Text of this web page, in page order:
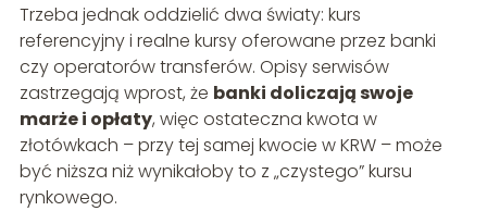
Trzeba jednak oddzielić dwa światy: kurs
referencyjny i realne kursy oferowane przez banki
czy operatorów transferów. Opisy serwisów
zastrzegają wprost, że banki doliczają swoje
marże i opłaty, więc ostateczna kwota w
złotówkach – przy tej samej kwocie w KRW – może
być niższa niż wynikałoby to z „czystego” kursu
rynkowego.